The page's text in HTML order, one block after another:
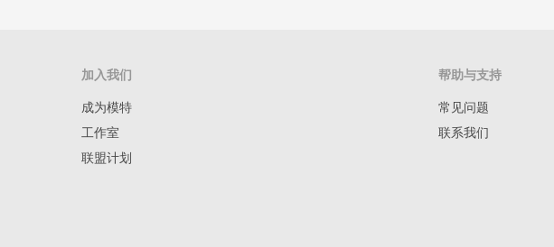
加入我们
成为模特
工作室
联盟计划
帮助与支持
常见问题
联系我们